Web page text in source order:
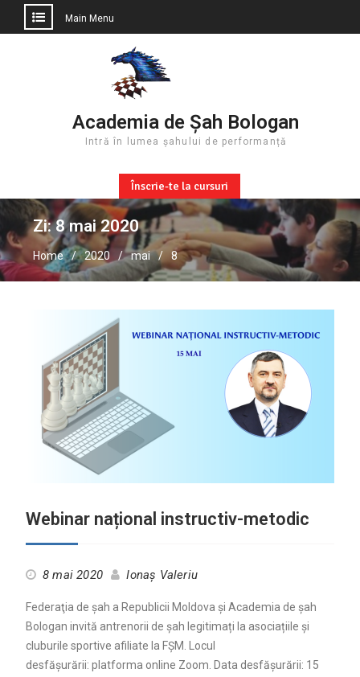
Main Menu
Academia de Șah Bologan
Intră în lumea șahului de performanță
Înscrie-te la cursuri
Zi:8 mai 2020
Home 2020 mai 8
Webinar național instructiv-metodic
8 mai 2020 Ionaș Valeriu
Federaţia de şah a Republicii Moldova și Academia de șah
Bologan invită antrenorii de șah legitimați la asociațiile și
cluburile sportive afiliate la FȘM. Locul
desfășurării: platforma online Zoom. Data desfășurării: 15